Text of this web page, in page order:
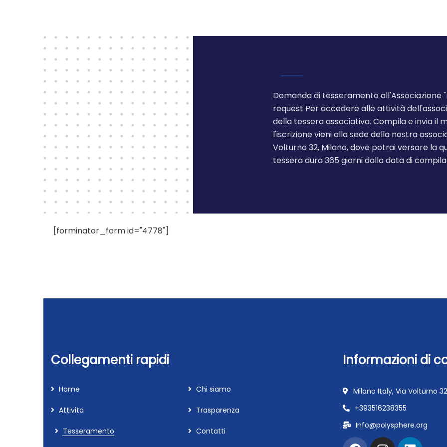
Domanda di tesseramento all'Associazione
request Per accedere alle attività
della tessera associativa. Compila e invia
l'iscrizione vieni alla sede della nostra
Volturno 32, Milano, dove potrai versare la
tessera dura 365 giorni dalla data di
[forminator_form id="4778"]
Collegamenti rapidi
Home Chi siamo
Attivita Trasparenza
Tesseramento Contatti
Informazioni di
Milano Italy, Via Volturno
+393516238355
Info@polysphere.org